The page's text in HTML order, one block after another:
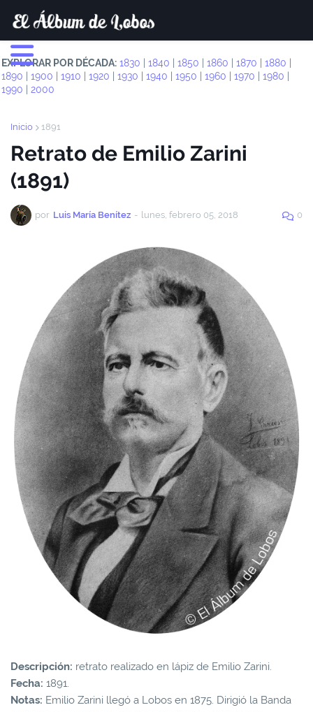
EXPLORAR POR DÉCADA: 1830 1840 1850 1860 1870 1880
1890
1900 1910 1920 1930 1940 1950 1960 1970 1980
1990
2000
Inicio 1891
Retrato de Emilio Zarini
(1891)
por Luis María Benítez - lunes, febrero 05, 2018 0
Descripción: retrato realizado en lápiz de Emilio Zarini.
Fecha: 1891.
Notas: Emilio Zarini llegó a Lobos en 1875. Dirigió la Banda